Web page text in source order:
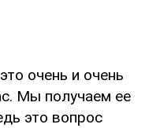
очень и очень
Мы получаем ее
это вопрос